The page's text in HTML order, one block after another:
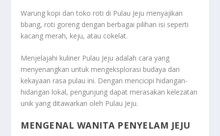
Warung kopi dan toko roti di Pulau Jeju menyajikan
bbang, roti goreng dengan berbagai pilihan isi seperti
kacang merah, keju, atau cokelat.
Menjelajahi kuliner Pulau Jeju adalah cara yang
menyenangkan untuk mengeksplorasi budaya dan
kekayaan rasa pulau ini. Dengan mencicipi hidangan-
hidangan lokal, pengunjung dapat merasakan kelezatan
unik yang ditawarkan oleh Pulau Jeju.
MENGENAL WANITA PENYELAM JEJU